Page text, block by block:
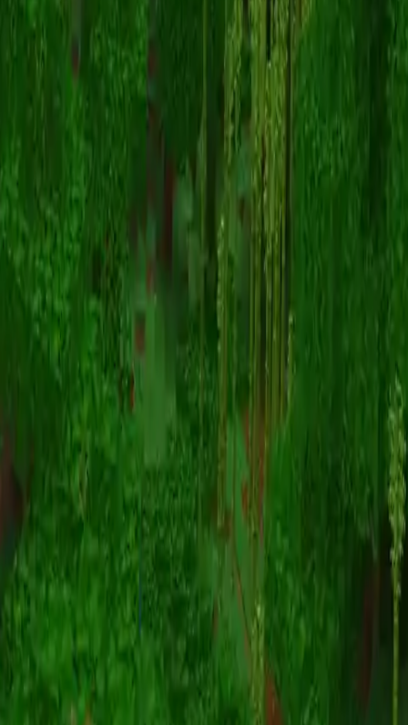
RivenWaifu4Lyfe
스킨 목록으로 돌아가기